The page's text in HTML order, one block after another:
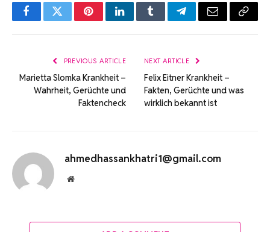
FacebookTwitterPinterestLinkedInTumblrTelegramEmail Copy
PREVIOUS ARTICLE
Marietta Slomka Krankheit –
Wahrheit, Gerüchte und
Faktencheck
NEXT ARTICLE
Felix Eitner Krankheit –
Fakten, Gerüchte und was
wirklich bekannt ist
ahmedhassankhatri1@gmail.com
Website